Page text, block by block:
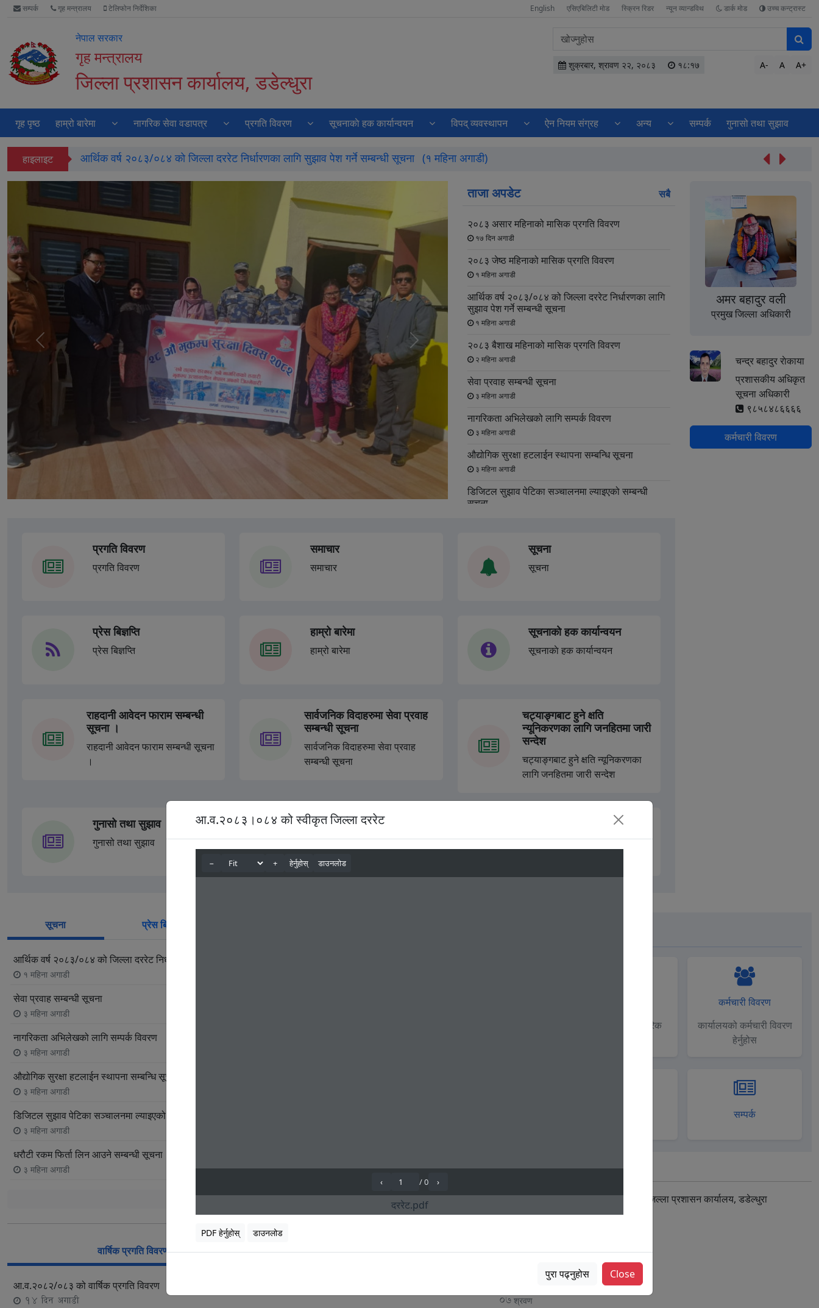
Accessibility
गर्नुहोस्
मुख्य
वेबसाइटसम्पर्क गृह मन्त्रालय टेलिफोन निर्देशिका English एसिएबिलिटी मोड स्क्रिन रिडर न्यून व्यान्डविथ डार्क मोड उच्च कन्ट्रास्ट
नेपाल सरकार
गृह मन्त्रालय
जिल्ला प्रशासन कार्यालय, डडेल्धुरा
वेबसाइटमा
सामग्री
खोज्नुहोस
शुक्रबार, श्रावण २२, २०८३ १८:१७ A- A A+
गृह पृष्ठ हाम्रो बारेमा नागरिक सेवा वडापत्र प्रगति विवरण सूचनाकाे हक कार्यान्वयन विपद् व्यवस्थापन ऐन नियम संग्रह अन्य सम्पर्क गुनासो तथा सुझाव
हाइलाइट आर्थिक वर्ष २०८३/०८४ को जिल्ला दररेट निर्धारणका लागि सुझाव पेश गर्ने सम्बन्धी सूचना (१ महिना अगाडी) सेवा प्रवाह
अघिल्लो
स्लाइड
अर्को
स्लाइड
ताजा अपडेट सबै
२०८३ असार महिनाको मासिक प्रगति विवरण
१७ दिन अगाडी
२०८३ जेष्ठ महिनाको मासिक प्रगति विवरण
१ महिना अगाडी
आर्थिक वर्ष २०८३/०८४ को जिल्ला दररेट निर्धारणका लागि
सुझाव पेश गर्ने सम्बन्धी सूचना
१ महिना अगाडी
२०८३ बैशाख महिनाको मासिक प्रगति विवरण
२ महिना अगाडी
सेवा प्रवाह सम्बन्धी सूचना
३ महिना अगाडी
नागरिकता अभिलेखको लागि सम्पर्क विवरण
३ महिना अगाडी
औद्योगिक सुरक्षा हटलाईन स्थापना सम्बन्धि सूचना
३ महिना अगाडी
डिजिटल सुझाव पेटिका सञ्चालनमा ल्याइएको सम्बन्धी
सूचना
२०८२ चैत्र महिनाको मासिक प्रगति विवरण
प्रगति विवरण
प्रगति विवरण
समाचार
समाचार
सूचना
सूचना
प्रेस बिज्ञप्ति
प्रेस बिज्ञप्ति
हाम्रो बारेमा
हाम्रो बारेमा
सूचनाकाे हक कार्यान्वयन
सूचनाकाे हक कार्यान्वयन
राहदानी आवेदन फाराम सम्बन्धी
सूचना ।
राहदानी आवेदन फाराम सम्बन्धी सूचना
।
सार्वजनिक विदाहरुमा सेवा प्रवाह
सम्बन्धी सूचना
सार्वजनिक विदाहरुमा सेवा प्रवाह
सम्बन्धी सूचना
चट्याङ्गबाट हुने क्षति
न्यूनिकरणका लागि जनहितमा जारी
सन्देश
चट्याङ्गबाट हुने क्षति न्यूनिकरणका
लागि जनहितमा जारी सन्देश
गुनासो तथा सुझाव
गुनासो तथा सुझाव
अमर बहादुर वली
प्रमुख जिल्ला अधिकारी
चन्द्र बहादुर राेकाया
प्रशासकीय अधिकृत
सूचना अधिकारी
९८५८४८६६६६
कर्मचारी विवरण
सूचना प्रेस बिज्ञप्ति
आर्थिक वर्ष २०८३/०८४ को जिल्ला दररेट निर्धारणका लागि सुझाव पेश गर्ने सम्बन्धी सूचना
१ महिना अगाडी
सेवा प्रवाह सम्बन्धी सूचना
३ महिना अगाडी
नागरिकता अभिलेखको लागि सम्पर्क विवरण
३ महिना अगाडी
औद्योगिक सुरक्षा हटलाईन स्थापना सम्बन्धि सूचना
३ महिना अगाडी
डिजिटल सुझाव पेटिका सञ्चालनमा ल्याइएको सम्बन्धी सूचना
३ महिना अगाडी
धरौटी रकम फिर्ता लिन आउने सम्बन्धी सूचना
३ महिना अगाडी ०८बैशाख
सबै सूचना हेर्नुहाेस्
वार्षिक प्रगति विवरण Proactive Disclosure
आ.व.२०८२/०८३ को वार्षिक प्रगति विवरण
14 दिन अगाडी 07 श्रवण
मन्त्रालयको अधिकारिक
कर्मचारी विवरण
कार्यालयको कर्मचारी विवरण
हेर्नुहोस
सम्पर्क
Tweets by जिल्ला प्रशासन कार्यालय, डडेल्धुरा
आ.व.२०८३।०८४ को स्वीकृत जिल्ला दररेट
PDF हेर्नुहोस् डाउनलोड
पुरा पढ्नुहोस Close